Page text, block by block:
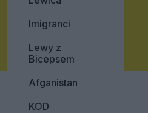
Imigranci
Lewy z
Bicepsem
Afganistan
KOD